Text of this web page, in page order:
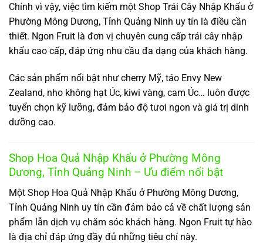
Chính vì vậy, việc tìm kiếm một Shop Trái Cây Nhập Khẩu ở
Phường Mông Dương, Tỉnh Quảng Ninh uy tín là điều cần
thiết. Ngon Fruit là đơn vị chuyên cung cấp trái cây nhập
khẩu cao cấp, đáp ứng nhu cầu đa dạng của khách hàng.
Các sản phẩm nổi bật như cherry Mỹ, táo Envy New
Zealand, nho không hạt Úc, kiwi vàng, cam Úc… luôn được
tuyển chọn kỹ lưỡng, đảm bảo độ tươi ngon và giá trị dinh
dưỡng cao.
Shop Hoa Quả Nhập Khẩu ở Phường Mông
Dương, Tỉnh Quảng Ninh – Ưu điểm nổi bật
Một Shop Hoa Quả Nhập Khẩu ở Phường Mông Dương,
Tỉnh Quảng Ninh uy tín cần đảm bảo cả về chất lượng sản
phẩm lẫn dịch vụ chăm sóc khách hàng. Ngon Fruit tự hào
là địa chỉ đáp ứng đầy đủ những tiêu chí này.